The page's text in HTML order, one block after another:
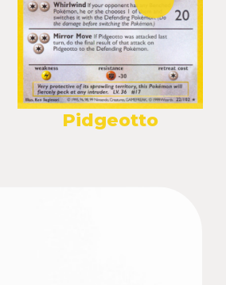
Pidgeotto